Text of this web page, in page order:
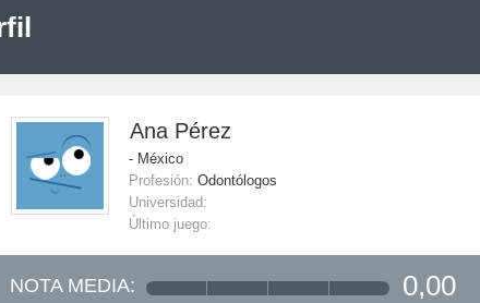
Ana Pérez
- México
Profesión: Odontólogos
Universidad:
Último juego:
NOTA MEDIA: 0,00